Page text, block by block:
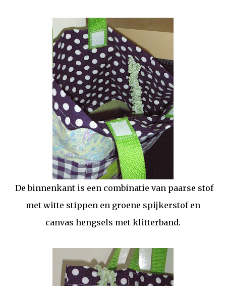
De binnenkant is een combinatie van paarse stof
met witte stippen en groene spijkerstof en
canvas hengsels met klitterband.